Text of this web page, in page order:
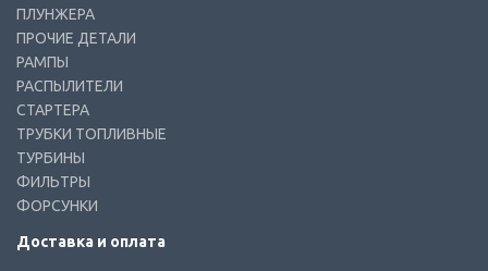
ПЛУНЖЕРА
ПРОЧИЕ ДЕТАЛИ
РАМПЫ
РАСПЫЛИТЕЛИ
СТАРТЕРА
ТРУБКИ ТОПЛИВНЫЕ
ТУРБИНЫ
ФИЛЬТРЫ
ФОРСУНКИ
Доставка и оплата